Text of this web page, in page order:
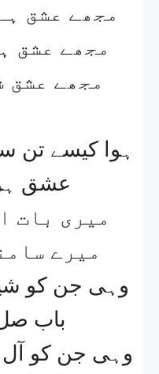
مجھے عشق
مجھے عشق
مجھے عشق
ہوا کیسے تن
عشق ہو
میری بات
میرے
وہی جن کو
باب
وہی جن کو